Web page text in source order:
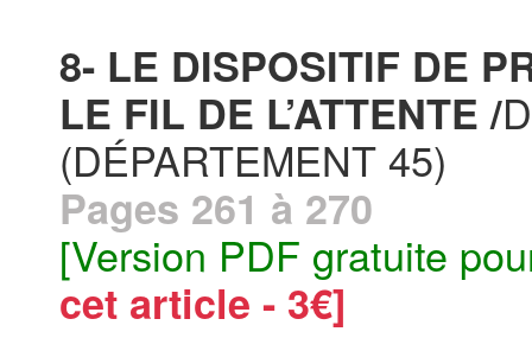
8- LE DISPOSITIF DE
LE FIL DE L’ATTENTE /
(DÉPARTEMENT 45)
Pages 261 à 270
[Version PDF gratuite
cet article - 3€]